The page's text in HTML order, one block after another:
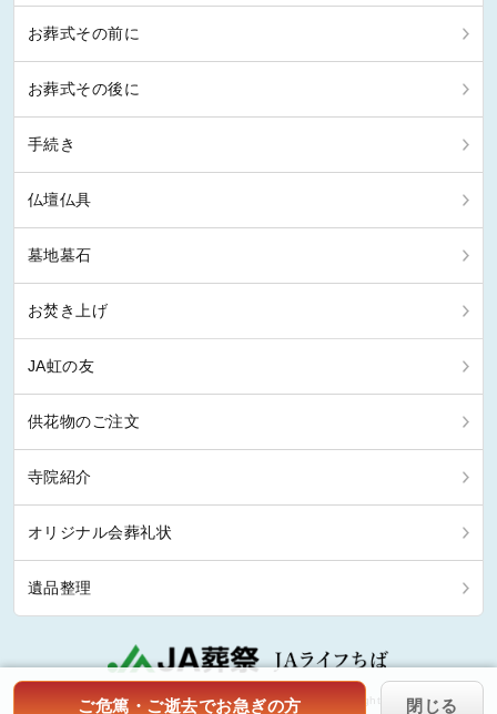
お葬式その前に
お葬式その後に
手続き
仏壇仏具
墓地墓石
お焚き上げ
JA虹の友
供花物のご注文
寺院紹介
オリジナル会葬礼状
遺品整理
Copyright © 2026 株式会社ジェイエイライフ・千葉. All rights reserved.
ご危篤・ご逝去でお急ぎの方 閉じる